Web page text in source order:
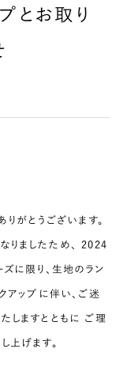
とお取り
がとうございます。
ましたため、 2024
に限り、生地のラン
アップに伴い、ご迷
しますとともに ご理
上げます。